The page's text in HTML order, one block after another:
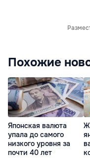
Похожие
Японская валюта
упала до самого
низкого уровня за
почти 40 лет